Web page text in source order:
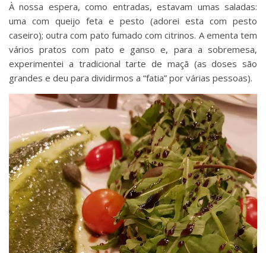
À nossa espera, como entradas, estavam umas saladas:
uma com queijo feta e pesto (adorei esta com pesto
caseiro); outra com pato fumado com citrinos. A ementa tem
vários pratos com pato e ganso e, para a sobremesa,
experimentei a tradicional tarte de maçã (as doses são
grandes e deu para dividirmos a “fatia” por várias pessoas).